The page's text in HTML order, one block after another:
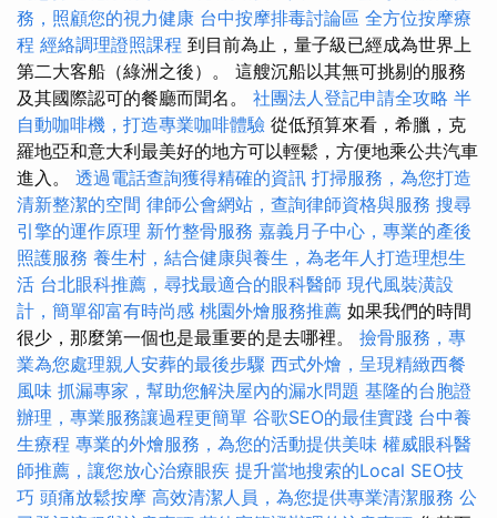
務，照顧您的視力健康 台中按摩排毒討論區 全方位按摩療
程 經絡調理證照課程 到目前為止，量子級已經成為世界上
第二大客船（綠洲之後）。 這艘沉船以其無可挑剔的服務
及其國際認可的餐廳而聞名。 社團法人登記申請全攻略 半
自動咖啡機，打造專業咖啡體驗 從低預算來看，希臘，克
羅地亞和意大利最美好的地方可以輕鬆，方便地乘公共汽車
進入。 透過電話查詢獲得精確的資訊 打掃服務，為您打造
清新整潔的空間 律師公會網站，查詢律師資格與服務 搜尋
引擎的運作原理 新竹整骨服務 嘉義月子中心，專業的產後
照護服務 養生村，結合健康與養生，為老年人打造理想生
活 台北眼科推薦，尋找最適合的眼科醫師 現代風裝潢設
計，簡單卻富有時尚感 桃園外燴服務推薦 如果我們的時間
很少，那麼第一個也是最重要的是去哪裡。 撿骨服務，專
業為您處理親人安葬的最後步驟 西式外燴，呈現精緻西餐
風味 抓漏專家，幫助您解決屋內的漏水問題 基隆的台胞證
辦理，專業服務讓過程更簡單 谷歌SEO的最佳實踐 台中養
生療程 專業的外燴服務，為您的活動提供美味 權威眼科醫
師推薦，讓您放心治療眼疾 提升當地搜索的Local SEO技
巧 頭痛放鬆按摩 高效清潔人員，為您提供專業清潔服務 公